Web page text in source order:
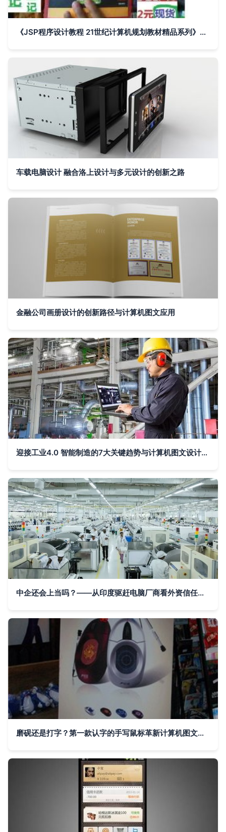
《JSP程序设计教程 21世纪计算机规划教材精品系列》——计算机图文设计的新时代探索
车载电脑设计 融合洛上设计与多元设计的创新之路
金融公司画册设计的创新路径与计算机图文应用
迎接工业4.0 智能制造的7大关键趋势与计算机图文设计创新
中企还会上当吗？——从印度驱赶电脑厂商看外资信任危机
磨砚还是打字？第一款认字的手写鼠标革新计算机图文设计